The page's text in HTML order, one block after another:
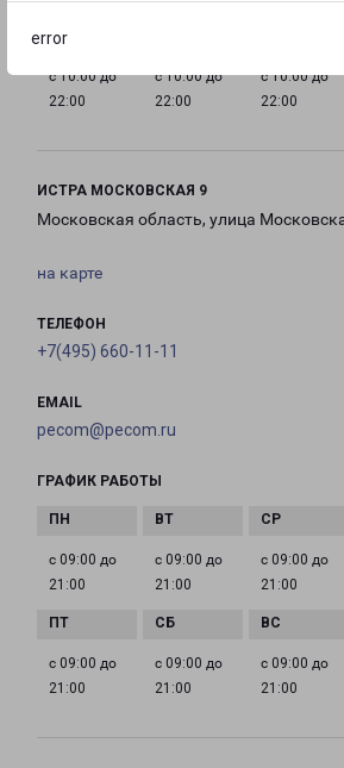
error
с 10:00 до
22:00
с 10:00 до
22:00
с 10:00 до
22:00
ИСТРА МОСКОВСКАЯ 9
Московская область, улица
на карте
ТЕЛЕФОН
+7(495) 660-11-11
EMAIL
pecom@pecom.ru
ГРАФИК РАБОТЫ
с 09:00 до
21:00
с 09:00 до
21:00
с 09:00 до
21:00
с 09:00 до
21:00
с 09:00 до
21:00
с 09:00 до
21:00